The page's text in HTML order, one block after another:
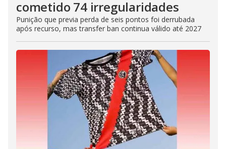
cometido 74 irregularidades
Punição que previa perda de seis pontos foi derrubada
após recurso, mas transfer ban continua válido até 2027